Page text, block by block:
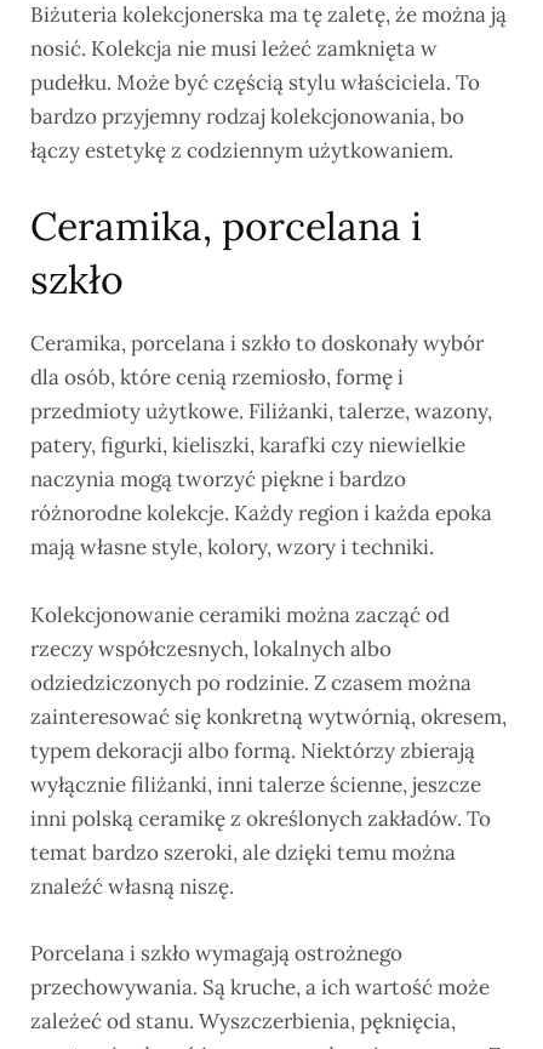
Biżuteria kolekcjonerska ma tę zaletę, że można ją
nosić. Kolekcja nie musi leżeć zamknięta w
pudełku. Może być częścią stylu właściciela. To
bardzo przyjemny rodzaj kolekcjonowania, bo
łączy estetykę z codziennym użytkowaniem.
Ceramika, porcelana i
szkło
Ceramika, porcelana i szkło to doskonały wybór
dla osób, które cenią rzemiosło, formę i
przedmioty użytkowe. Filiżanki, talerze, wazony,
patery, figurki, kieliszki, karafki czy niewielkie
naczynia mogą tworzyć piękne i bardzo
różnorodne kolekcje. Każdy region i każda epoka
mają własne style, kolory, wzory i techniki.
Kolekcjonowanie ceramiki można zacząć od
rzeczy współczesnych, lokalnych albo
odziedziczonych po rodzinie. Z czasem można
zainteresować się konkretną wytwórnią, okresem,
typem dekoracji albo formą. Niektórzy zbierają
wyłącznie filiżanki, inni talerze ścienne, jeszcze
inni polską ceramikę z określonych zakładów. To
temat bardzo szeroki, ale dzięki temu można
znaleźć własną niszę.
Porcelana i szkło wymagają ostrożnego
przechowywania. Są kruche, a ich wartość może
zależeć od stanu. Wyszczerbienia, pęknięcia,